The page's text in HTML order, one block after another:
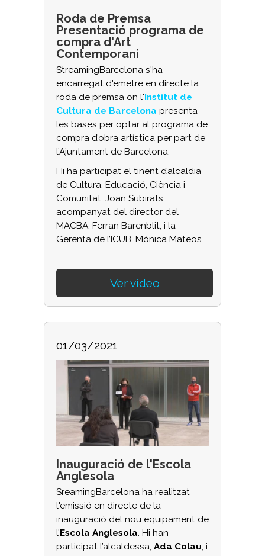
Roda de Premsa
Presentació programa de
compra d'Art
Contemporani
StreamingBarcelona s'ha
encarregat d'emetre en directe la
roda de premsa on l'Institut de
Cultura de Barcelona presenta
les bases per optar al programa de
compra d’obra artística per part de
l’Ajuntament de Barcelona.
Hi ha participat el tinent d’alcaldia
de Cultura, Educació, Ciència i
Comunitat, Joan Subirats,
acompanyat del director del
MACBA, Ferran Barenblit, i la
Gerenta de l’ICUB, Mònica Mateos.
Ver vídeo
01/03/2021
Inauguració de l'Escola
Anglesola
SreamingBarcelona ha realitzat
l'emissió en directe de la
inauguració del nou equipament de
l’Escola Anglesola. Hi han
participat l’alcaldessa, Ada Colau, i